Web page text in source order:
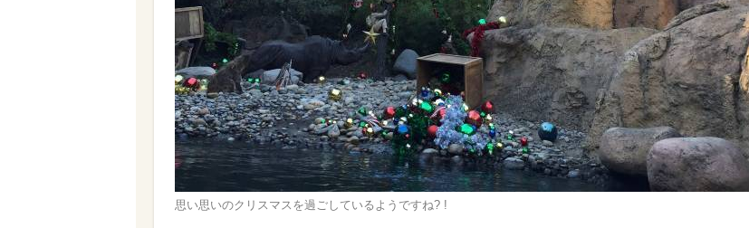
思い思いのクリスマスを過ごしているようですね? !